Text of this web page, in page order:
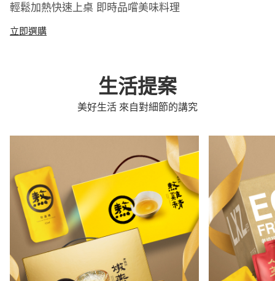
輕鬆加熱快速上桌 即時品嚐美味料理
立即選購
生活提案
美好生活 來自對細節的講究